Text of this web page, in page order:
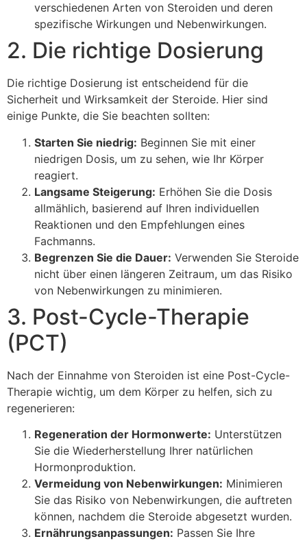
verschiedenen Arten von Steroiden und deren
spezifische Wirkungen und Nebenwirkungen.
2. Die richtige Dosierung
Die richtige Dosierung ist entscheidend für die
Sicherheit und Wirksamkeit der Steroide. Hier sind
einige Punkte, die Sie beachten sollten:
Starten Sie niedrig: Beginnen Sie mit einer
niedrigen Dosis, um zu sehen, wie Ihr Körper
reagiert.
Langsame Steigerung: Erhöhen Sie die Dosis
allmählich, basierend auf Ihren individuellen
Reaktionen und den Empfehlungen eines
Fachmanns.
Begrenzen Sie die Dauer: Verwenden Sie Steroide
nicht über einen längeren Zeitraum, um das Risiko
von Nebenwirkungen zu minimieren.
3. Post-Cycle-Therapie
(PCT)
Nach der Einnahme von Steroiden ist eine Post-Cycle-
Therapie wichtig, um dem Körper zu helfen, sich zu
regenerieren:
Regeneration der Hormonwerte: Unterstützen
Sie die Wiederherstellung Ihrer natürlichen
Hormonproduktion.
Vermeidung von Nebenwirkungen: Minimieren
Sie das Risiko von Nebenwirkungen, die auftreten
können, nachdem die Steroide abgesetzt wurden.
Ernährungsanpassungen: Passen Sie Ihre